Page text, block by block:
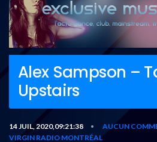
Alex Sampson –
Upstairs
14 JUIL, 2020,09:21:38 • AUCUN
VIRGIN RADIO MONTRÉAL